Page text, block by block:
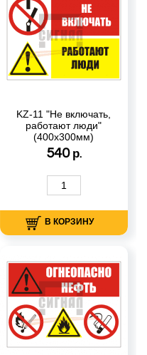
KZ-11 "Не включать,
работают люди"
(400х300мм)
540 р.
В КОРЗИНУ